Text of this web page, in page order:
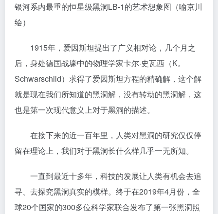
银河系内最重的恒星级黑洞LB-1的艺术想象图（喻京川
绘）
1915年，爱因斯坦提出了广义相对论，几个月之
后，身处德国战壕中的物理学家卡尔·史瓦西（K。
Schwarschild）求得了爱因斯坦方程的精确解，这个解
就是现在我们所知道的黑洞解，没有转动的黑洞解，这
也是第一次现代意义上对于黑洞的描述。
在接下来的近一百年里，人类对黑洞的研究仅仅停
留在理论上，我们对于黑洞长什么样几乎一无所知。
一直到最近十多年，科技的发展让人类有机会去追
寻、去探究黑洞真实的模样。终于在2019年4月份，全
球20个国家的300多位科学家联合发布了第一张黑洞照